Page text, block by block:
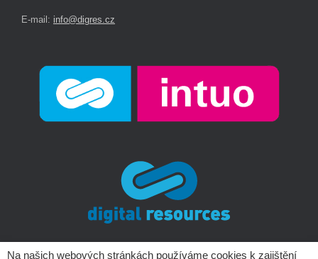
E-mail: info@digres.cz
Na našich webových stránkách používáme cookies k zajištění